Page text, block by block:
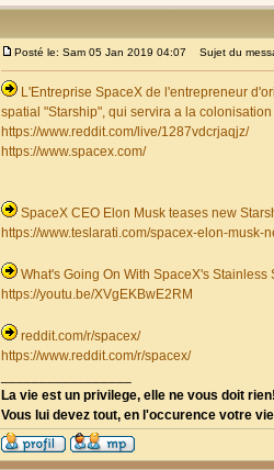
Posté le: Sam 05 Jan 2019 04:07 Sujet du
L'Entreprise SpaceX de l'entrepreneur
spatial "Starship", qui servira a la
https://www.reddit.com/live/1287vdcrjaqjz/
https://www.spacex.com/
SpaceX CEO Elon Musk teases new
https://www.teslarati.com/spacex-elon-
What's Going On With SpaceX's Stainless
https://youtu.be/XVgEKBwE2RM
reddit.com/r/spacex/
https://www.reddit.com/r/spacex/
La vie est un privilege, elle ne vous doit rien!
Vous lui devez tout, en l'occurence votre vie